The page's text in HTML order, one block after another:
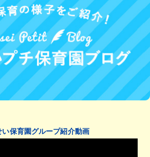
い保育園グループ紹介動画